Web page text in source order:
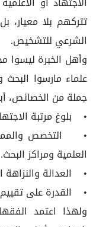
تتركهم بلا معيار،
الشرعي للتشخيص.
وأهل الخبرة ليسوا
علماء مارسوا
جملة من الخصائص،
• بلوغ مرتبة
• التخصص
العلمية ومراكز البحث.
• العدالة والنزاهة
• القدرة على تقييم
ولهذا اعتمد